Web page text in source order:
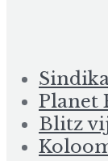
Planet
Blitz